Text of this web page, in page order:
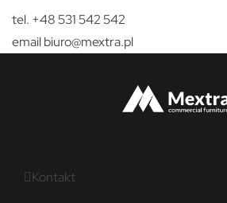
tel. +48 531 542 542
emailbiuro@mextra.pl
Kontakt